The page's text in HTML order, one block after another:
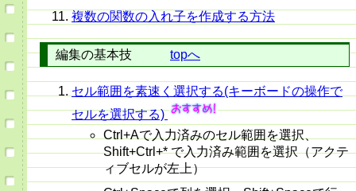
複数の関数の入れ子を作成する方法
編集の基本技 topへ
セル範囲を素速く選択する(キーボードの操作で
セルを選択する)
Ctrl+Aで入力済みのセル範囲を選択、
Shift+Ctrl+* で入力済み範囲を選択（アクテ
ィブセルが左上）